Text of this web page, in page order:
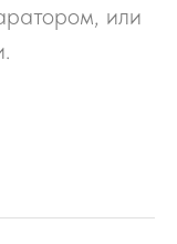
или